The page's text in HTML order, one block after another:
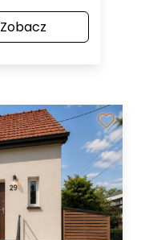
Zobacz